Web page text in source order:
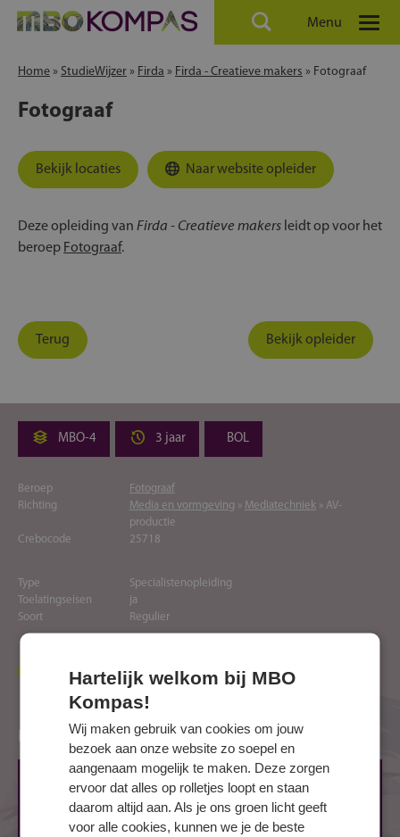
Menu
Home » StudieWijzer » Firda » Firda - Creatieve makers » Fotograaf
Fotograaf
Bekijk locaties Naar website opleider
Deze opleiding van Firda - Creatieve makers leidt op voor het
beroep Fotograaf.
Terug Bekijk opleider
MBO-4 3 jaar BOL
Beroep
Fotograaf
Richting
Media en vormgeving » Mediatechniek » AV-
productie
Crebocode
25718
Type
Specialistenopleiding
Toelatingseisen
ja
Soort
Regulier
Naar website opleider
Locaties
DRACHTEN, Splitting
Splitting 21
9202 LC DRACHTEN
Hartelijk welkom bij MBO
Kompas!
Wij maken gebruik van cookies om jouw
bezoek aan onze website zo soepel en
aangenaam mogelijk te maken. Deze zorgen
ervoor dat alles op rolletjes loopt en staan
daarom altijd aan. Als je ons groen licht geeft
voor alle cookies, kunnen we je de beste